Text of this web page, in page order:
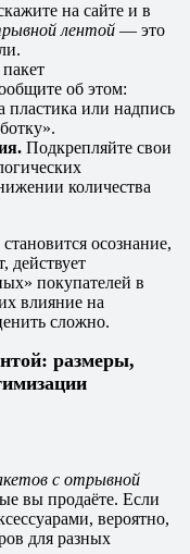
на сайте и в
лентой — это
об этом:
пластика или надпись
Подкрепляйте свои
количества
осознание,
действует
покупателей в
влияние на
сложно.
размеры,
с отрывной
вы продаёте. Если
вероятно,
для разных